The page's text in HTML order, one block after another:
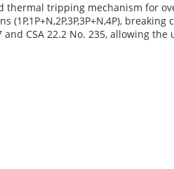
thermal tripping mechanism for
breaking
and CSA 22.2 No. 235, allowing